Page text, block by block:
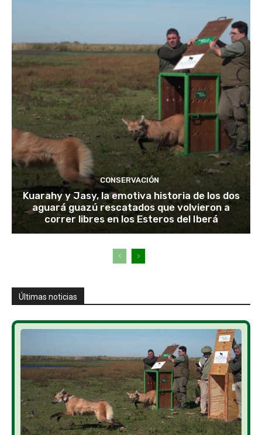
CONSERVACIÓN
Kuarahy y Jasy, la emotiva historia de los dos
aguará guazú rescatados que volvieron a
correr libres en los Esteros del Iberá
Últimas noticias